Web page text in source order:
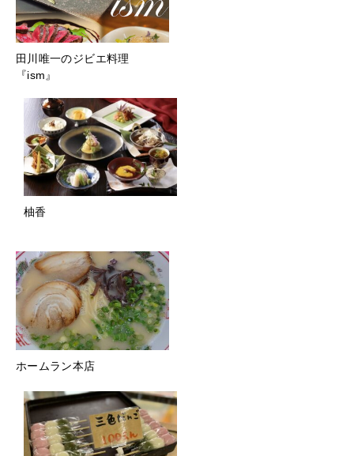
田川唯一のジビエ料理
『ism』
柚香
ホームラン本店